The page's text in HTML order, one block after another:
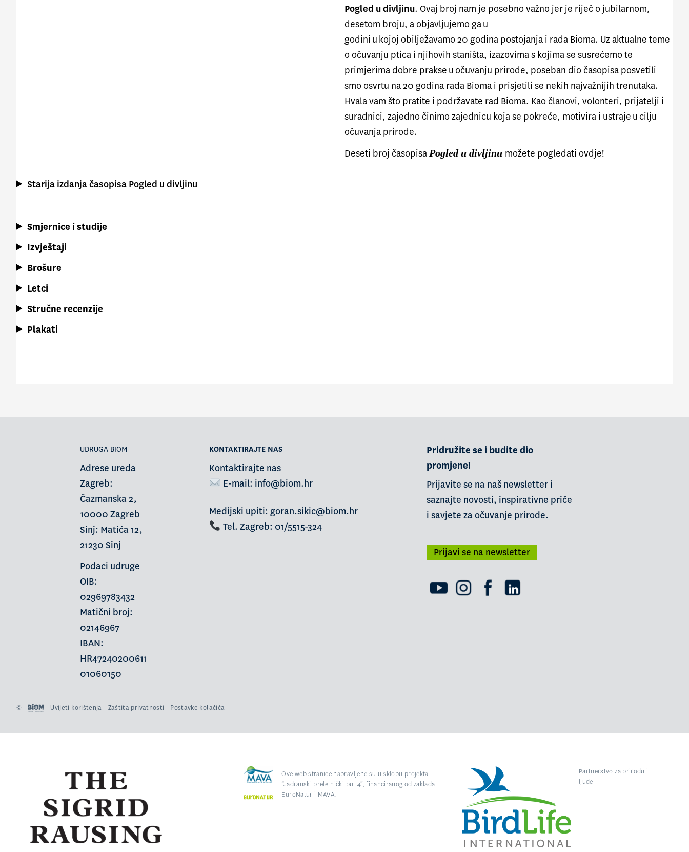
Pogled u divljinu. Ovaj broj nam je posebno važno jer je riječ o jubilarnom,
desetom broju, a objavljujemo ga u
godini u kojoj obilježavamo 20 godina postojanja i rada Bioma. Uz aktualne teme
o očuvanju ptica i njihovih staništa, izazovima s kojima se susrećemo te
primjerima dobre prakse u očuvanju prirode, poseban dio časopisa posvetili
smo osvrtu na 20 godina rada Bioma i prisjetili se nekih najvažnijih trenutaka.
Hvala vam što pratite i podržavate rad Bioma. Kao članovi, volonteri, prijatelji i
suradnici, zajedno činimo zajednicu koja se pokreće, motivira i ustraje u cilju
očuvanja prirode.
Deseti broj časopisa Pogled u divljinu možete pogledati ovdje!
Starija izdanja časopisa Pogled u divljinu
Smjernice i studije
Izvještaji
Brošure
Letci
Stručne recenzije
Plakati
UDRUGA BIOM
Adrese ureda
Zagreb:
Čazmanska 2,
10000 Zagreb
Sinj: Matića 12,
21230 Sinj
Podaci udruge
OIB:
02969783432
Matični broj:
02146967
IBAN:
HR47240200611
01060150
KONTAKTIRAJTE NAS
Kontaktirajte nas
E-mail: info@biom.hr
Medijski upiti: goran.sikic@biom.hr
Tel. Zagreb: 01/5515-324
Pridružite se i budite dio
promjene!
Prijavite se na naš newsletter i
saznajte novosti, inspirativne priče
i savjete za očuvanje prirode.
Prijavi se na newsletter
© Uvijeti korištenja Zaštita privatnosti Postavke kolačića
Ove web stranice napravljene su u sklopu projekta
“Jadranski preletnički put 4”, financiranog od zaklada
EuroNatur i MAVA.
Partnerstvo za prirodu i
ljude